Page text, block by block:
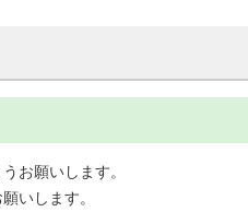
お願いします。
いします。